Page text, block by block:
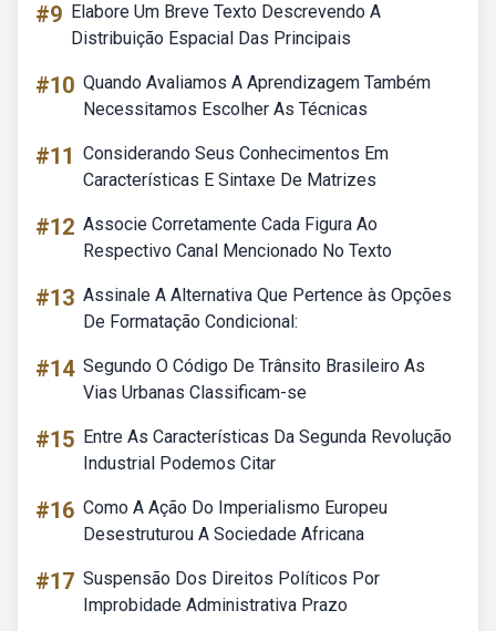
#9 Elabore Um Breve Texto Descrevendo A
Distribuição Espacial Das Principais
#10 Quando Avaliamos A Aprendizagem Também
Necessitamos Escolher As Técnicas
#11 Considerando Seus Conhecimentos Em
Características E Sintaxe De Matrizes
#12 Associe Corretamente Cada Figura Ao
Respectivo Canal Mencionado No Texto
#13 Assinale A Alternativa Que Pertence às Opções
De Formatação Condicional:
#14 Segundo O Código De Trânsito Brasileiro As
Vias Urbanas Classificam-se
#15 Entre As Características Da Segunda Revolução
Industrial Podemos Citar
#16 Como A Ação Do Imperialismo Europeu
Desestruturou A Sociedade Africana
#17 Suspensão Dos Direitos Políticos Por
Improbidade Administrativa Prazo